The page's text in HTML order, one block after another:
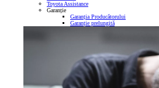
Toyota Assistance
Garanție
Garanția Producătorului
Garanție prelungită